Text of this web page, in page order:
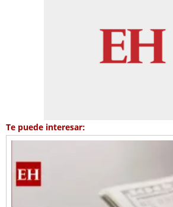
Te puede interesar: